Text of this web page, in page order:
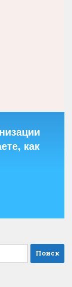
как